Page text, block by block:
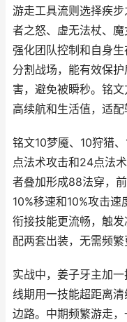
游走工具流则选择疾
者之怒、虚无法杖、魔
强化团队控制和自身
分割战场，能有效保
害，避免被瞬秒。铭
高续航和生活值，适配
铭文10梦魇、10狩猎
点法术攻击和24点法
者叠加形成88法穿，
10%移速和10%攻击
衔接技能更流畅，触
配两套出装，无需频繁
实战中，姜子牙主加
线期用一技能超距离
边路。中期频繁游走